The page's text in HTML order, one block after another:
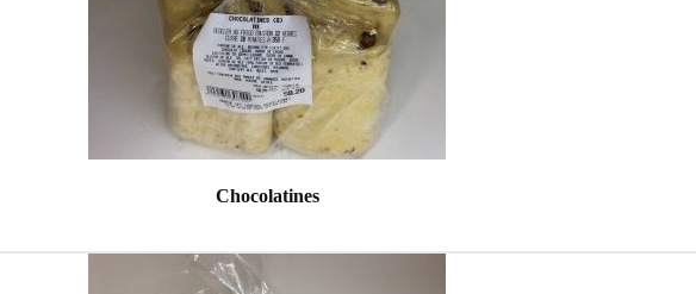
Chocolatines